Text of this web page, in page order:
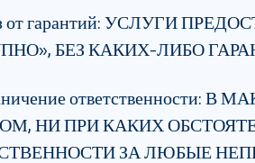
от гарантий: УСЛУГИ
БЕЗ КАКИХ-ЛИБО
ответственности: В
НИ ПРИ КАКИХ
ЗА ЛЮБЫЕ